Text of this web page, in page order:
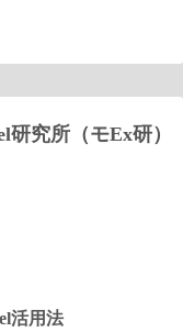
研究所（モEx研）
活用法